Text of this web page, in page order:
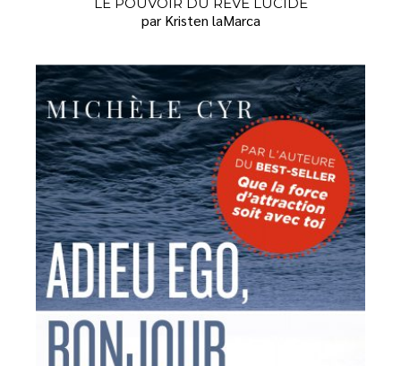
par Kristen laMarca